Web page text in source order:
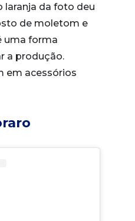
laranja da foto deu
de moletom e
uma forma
a produção.
em acessórios